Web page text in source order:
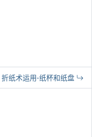
折纸术运用-纸杯和纸盘